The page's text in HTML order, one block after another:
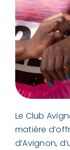
Le Club
matière
d’Avignon,